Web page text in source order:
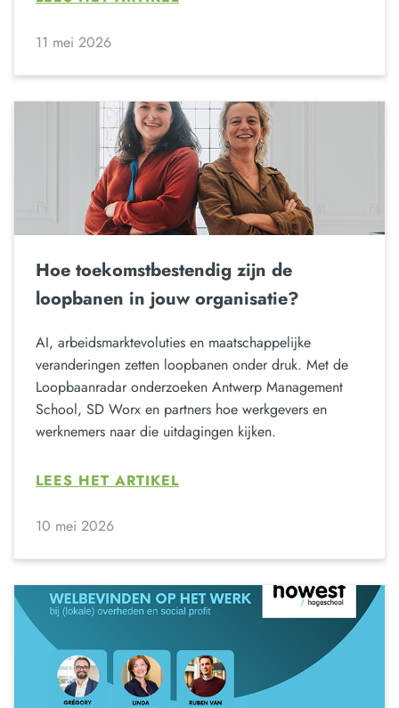
11 mei 2026
Hoe toekomstbestendig zijn de
loopbanen in jouw organisatie?
AI, arbeidsmarktevoluties en maatschappelijke
veranderingen zetten loopbanen onder druk. Met de
Loopbaanradar onderzoeken Antwerp Management
School, SD Worx en partners hoe werkgevers en
werknemers naar die uitdagingen kijken.
LEES HET ARTIKEL
10 mei 2026